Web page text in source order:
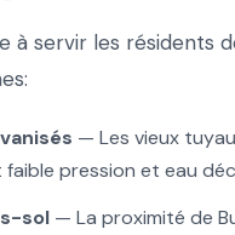
à servir les résidents
— Les vieux
pression et eau
sol — La proximité de